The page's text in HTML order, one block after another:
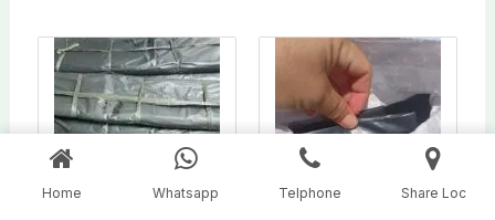
Home Whatsapp Telphone Share Loc